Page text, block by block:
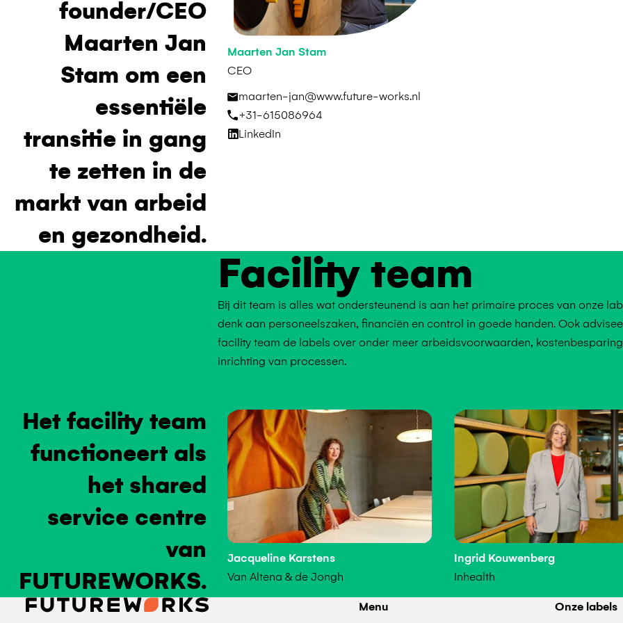
founder/CEO
Maarten Jan
Stam om een
essentiële
transitie in gang
te zetten in de
markt van arbeid
en gezondheid.
Maarten Jan Stam
CEO
maarten-jan@www.future-works.nl
+31-615086964
LinkedIn
Facility team
Bij dit team is alles wat ondersteunend is aan het primaire proces van onze
denk aan personeelszaken, financiën en control in goede handen. Ook
facility team de labels over onder meer arbeidsvoorwaarden,
inrichting van processen.
Het facility team
functioneert als
het shared
service centre
van
FUTUREWORKS.
Jacqueline Karstens
Van Altena & de Jongh
Ingrid Kouwenberg
Inhealth
Menu
Onze labels